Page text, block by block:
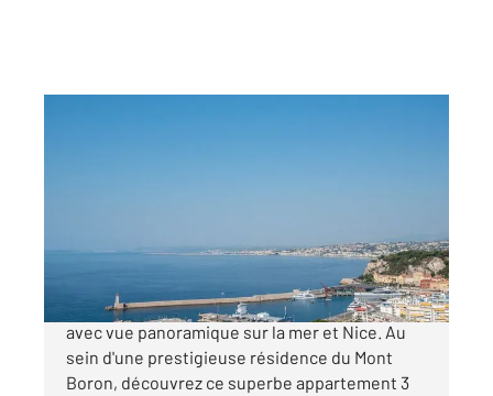
1 195 000 €
Nice Mont Boron Appartement d'exception
avec vue panoramique sur la mer et Nice. Au
sein d'une prestigieuse résidence du Mont
Boron, découvrez ce superbe appartement 3